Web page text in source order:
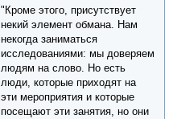
"Кроме этого, присутствует
некий элемент обмана. Нам
некогда заниматься
исследованиями: мы доверяем
людям на слово. Но есть
люди, которые приходят на
эти мероприятия и которые
посещают эти занятия, но они